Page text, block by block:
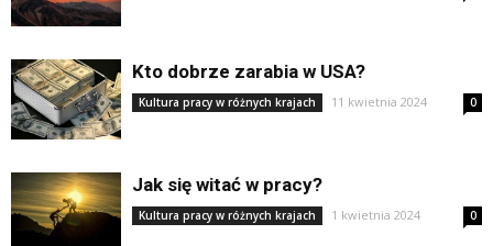
Kto dobrze zarabia w USA?
Kultura pracy w różnych krajach 11 kwietnia 2024 0
Jak się witać w pracy?
Kultura pracy w różnych krajach 1 kwietnia 2024 0